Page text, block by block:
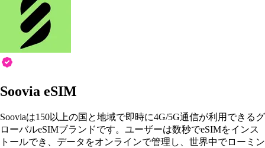
Soovia eSIM
Sooviaは150以上の国と地域で即時に4G/5G通信が利用できるグ
ローバルeSIMブランドです。ユーザーは数秒でeSIMをインス
トールでき、データをオンラインで管理し、世界中でローミン